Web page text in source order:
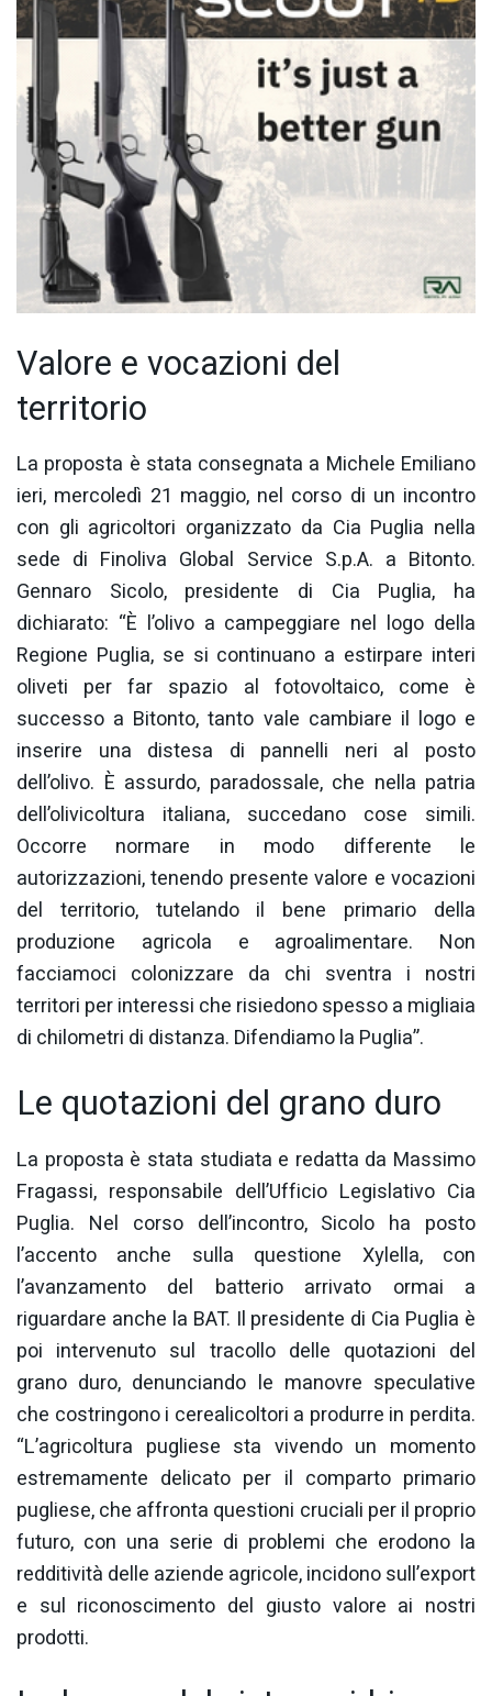
Valore e vocazioni del
territorio
La proposta è stata consegnata a Michele Emiliano
ieri, mercoledì 21 maggio, nel corso di un incontro
con gli agricoltori organizzato da Cia Puglia nella
sede di Finoliva Global Service S.p.A. a Bitonto.
Gennaro Sicolo, presidente di Cia Puglia, ha
dichiarato: “È l’olivo a campeggiare nel logo della
Regione Puglia, se si continuano a estirpare interi
oliveti per far spazio al fotovoltaico, come è
successo a Bitonto, tanto vale cambiare il logo e
inserire una distesa di pannelli neri al posto
dell’olivo. È assurdo, paradossale, che nella patria
dell’olivicoltura italiana, succedano cose simili.
Occorre normare in modo differente le
autorizzazioni, tenendo presente valore e vocazioni
del territorio, tutelando il bene primario della
produzione agricola e agroalimentare. Non
facciamoci colonizzare da chi sventra i nostri
territori per interessi che risiedono spesso a migliaia
di chilometri di distanza. Difendiamo la Puglia”.
Le quotazioni del grano duro
La proposta è stata studiata e redatta da Massimo
Fragassi, responsabile dell’Ufficio Legislativo Cia
Puglia. Nel corso dell’incontro, Sicolo ha posto
l’accento anche sulla questione Xylella, con
l’avanzamento del batterio arrivato ormai a
riguardare anche la BAT. Il presidente di Cia Puglia è
poi intervenuto sul tracollo delle quotazioni del
grano duro, denunciando le manovre speculative
che costringono i cerealicoltori a produrre in perdita.
“L’agricoltura pugliese sta vivendo un momento
estremamente delicato per il comparto primario
pugliese, che affronta questioni cruciali per il proprio
futuro, con una serie di problemi che erodono la
redditività delle aziende agricole, incidono sull’export
e sul riconoscimento del giusto valore ai nostri
prodotti.